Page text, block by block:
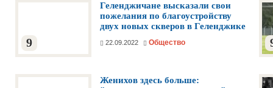
9
Геленджичане высказали свои
пожелания по благоустройству
двух новых скверов в Геленджике
22.09.2022 Общество
Женихов здесь больше: